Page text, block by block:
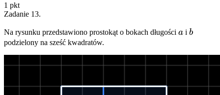
1 pkt
Zadanie 13.
Na rysunku przedstawiono prostokąt o bokach długości a
a i b
b
podzielony na sześć kwadratów.